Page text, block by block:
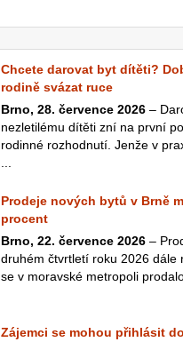
Chcete darovat byt dítěti?
rodině svázat ruce
Brno, 28. července 2026 –
nezletilému dítěti zní na první
rodinné rozhodnutí. Jenže v
Prodeje nových bytů v Brně
procent
Brno, 22. července 2026 –
druhém čtvrtletí roku 2026 dále
se v moravské metropoli
Zájemci se mohou přihlásit